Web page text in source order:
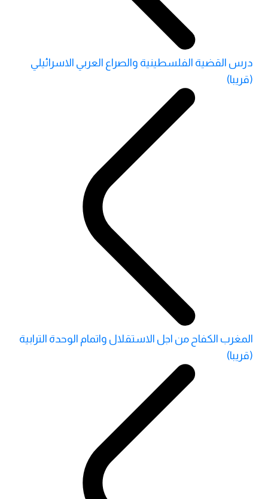
درس القضية الفلسطينية والصراع العربي الاسرائيلي
(قريبا)
المغرب الكفاح من اجل الاستقلال واتمام الوحدة الترابية
(قريبا)